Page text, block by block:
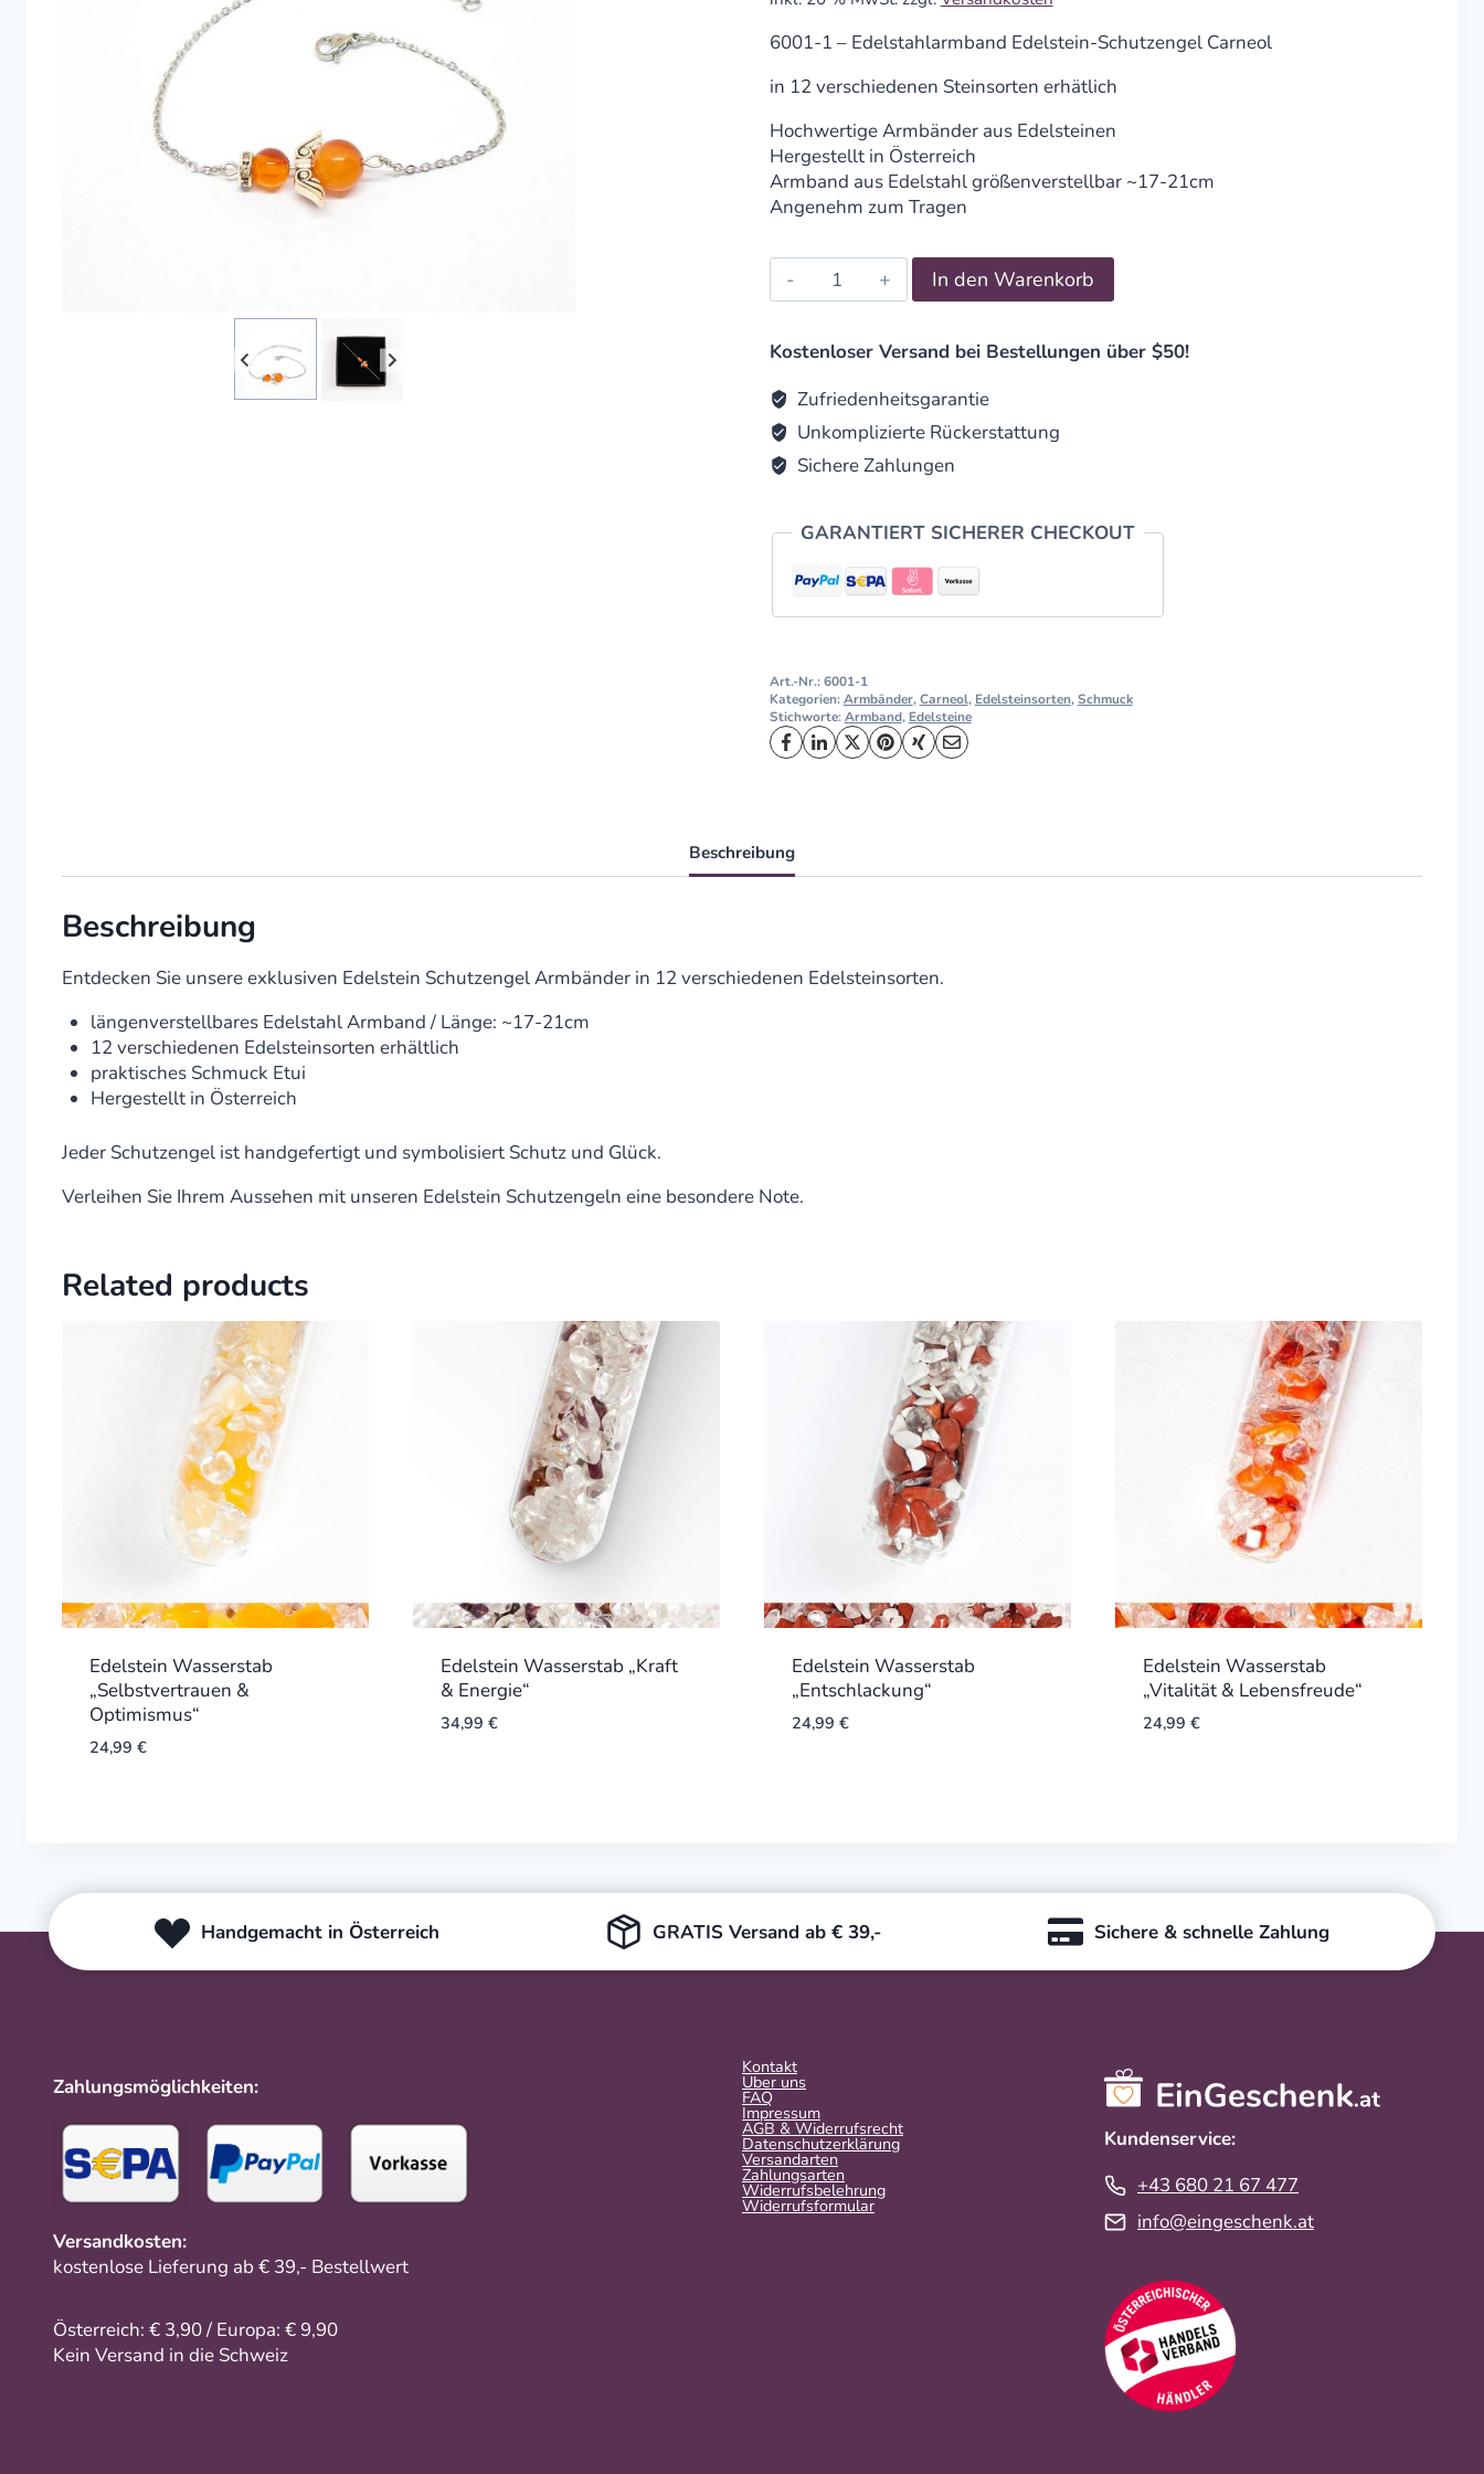
6001-1 – Edelstahlarmband Edelstein-Schutzengel Carneol
in 12 verschiedenen Steinsorten erhätlich
Hochwertige Armbänder aus Edelsteinen
Hergestellt in Österreich
Armband aus Edelstahl größenverstellbar ~17-21cm
Angenehm zum Tragen
Edelstahlarmband
Edelstein-
Carneol
In den Warenkorb
Kostenloser Versand bei Bestellungen über $50!
Zufriedenheitsgarantie
Unkomplizierte Rückerstattung
Sichere Zahlungen
GARANTIERT SICHERER CHECKOUT
Art.-Nr.:6001-1
Kategorien:Armbänder,Carneol, Edelsteinsorten,Schmuck
Stichworte:Armband, Edelsteine
Beschreibung
Beschreibung
Entdecken Sie unsere exklusiven Edelstein Schutzengel Armbänder in 12 verschiedenen Edelsteinsorten.
längenverstellbares Edelstahl Armband / Länge: ~17-21cm
12 verschiedenen Edelsteinsorten erhältlich
praktisches Schmuck Etui
Hergestellt in Österreich
Jeder Schutzengel ist handgefertigt und symbolisiert Schutz und Glück.
Verleihen Sie Ihrem Aussehen mit unseren Edelstein Schutzengeln eine besondere Note.
Related products
Edelstein Wasserstab
„Selbstvertrauen &
Optimismus“
24,99 €
Edelstein Wasserstab „Kraft
& Energie“
34,99 €
Edelstein Wasserstab
„Entschlackung“
24,99 €
Edelstein Wasserstab
„Vitalität & Lebensfreude“
24,99 €
Handgemacht in Österreich GRATIS Versand ab € 39,- Sichere & schnelle Zahlung
Zahlungsmöglichkeiten:
Versandkosten:
kostenlose Lieferung ab € 39,- Bestellwert
Österreich: € 3,90 / Europa: € 9,90
Kein Versand in die Schweiz
Kontakt
Über uns
FAQ
Impressum
AGB & Widerrufsrecht
Datenschutzerklärung
Versandarten
Zahlungsarten
Widerrufsbelehrung
Widerrufs­formular
Kundenservice:
+43 680 21 67 477
info@eingeschenk.at